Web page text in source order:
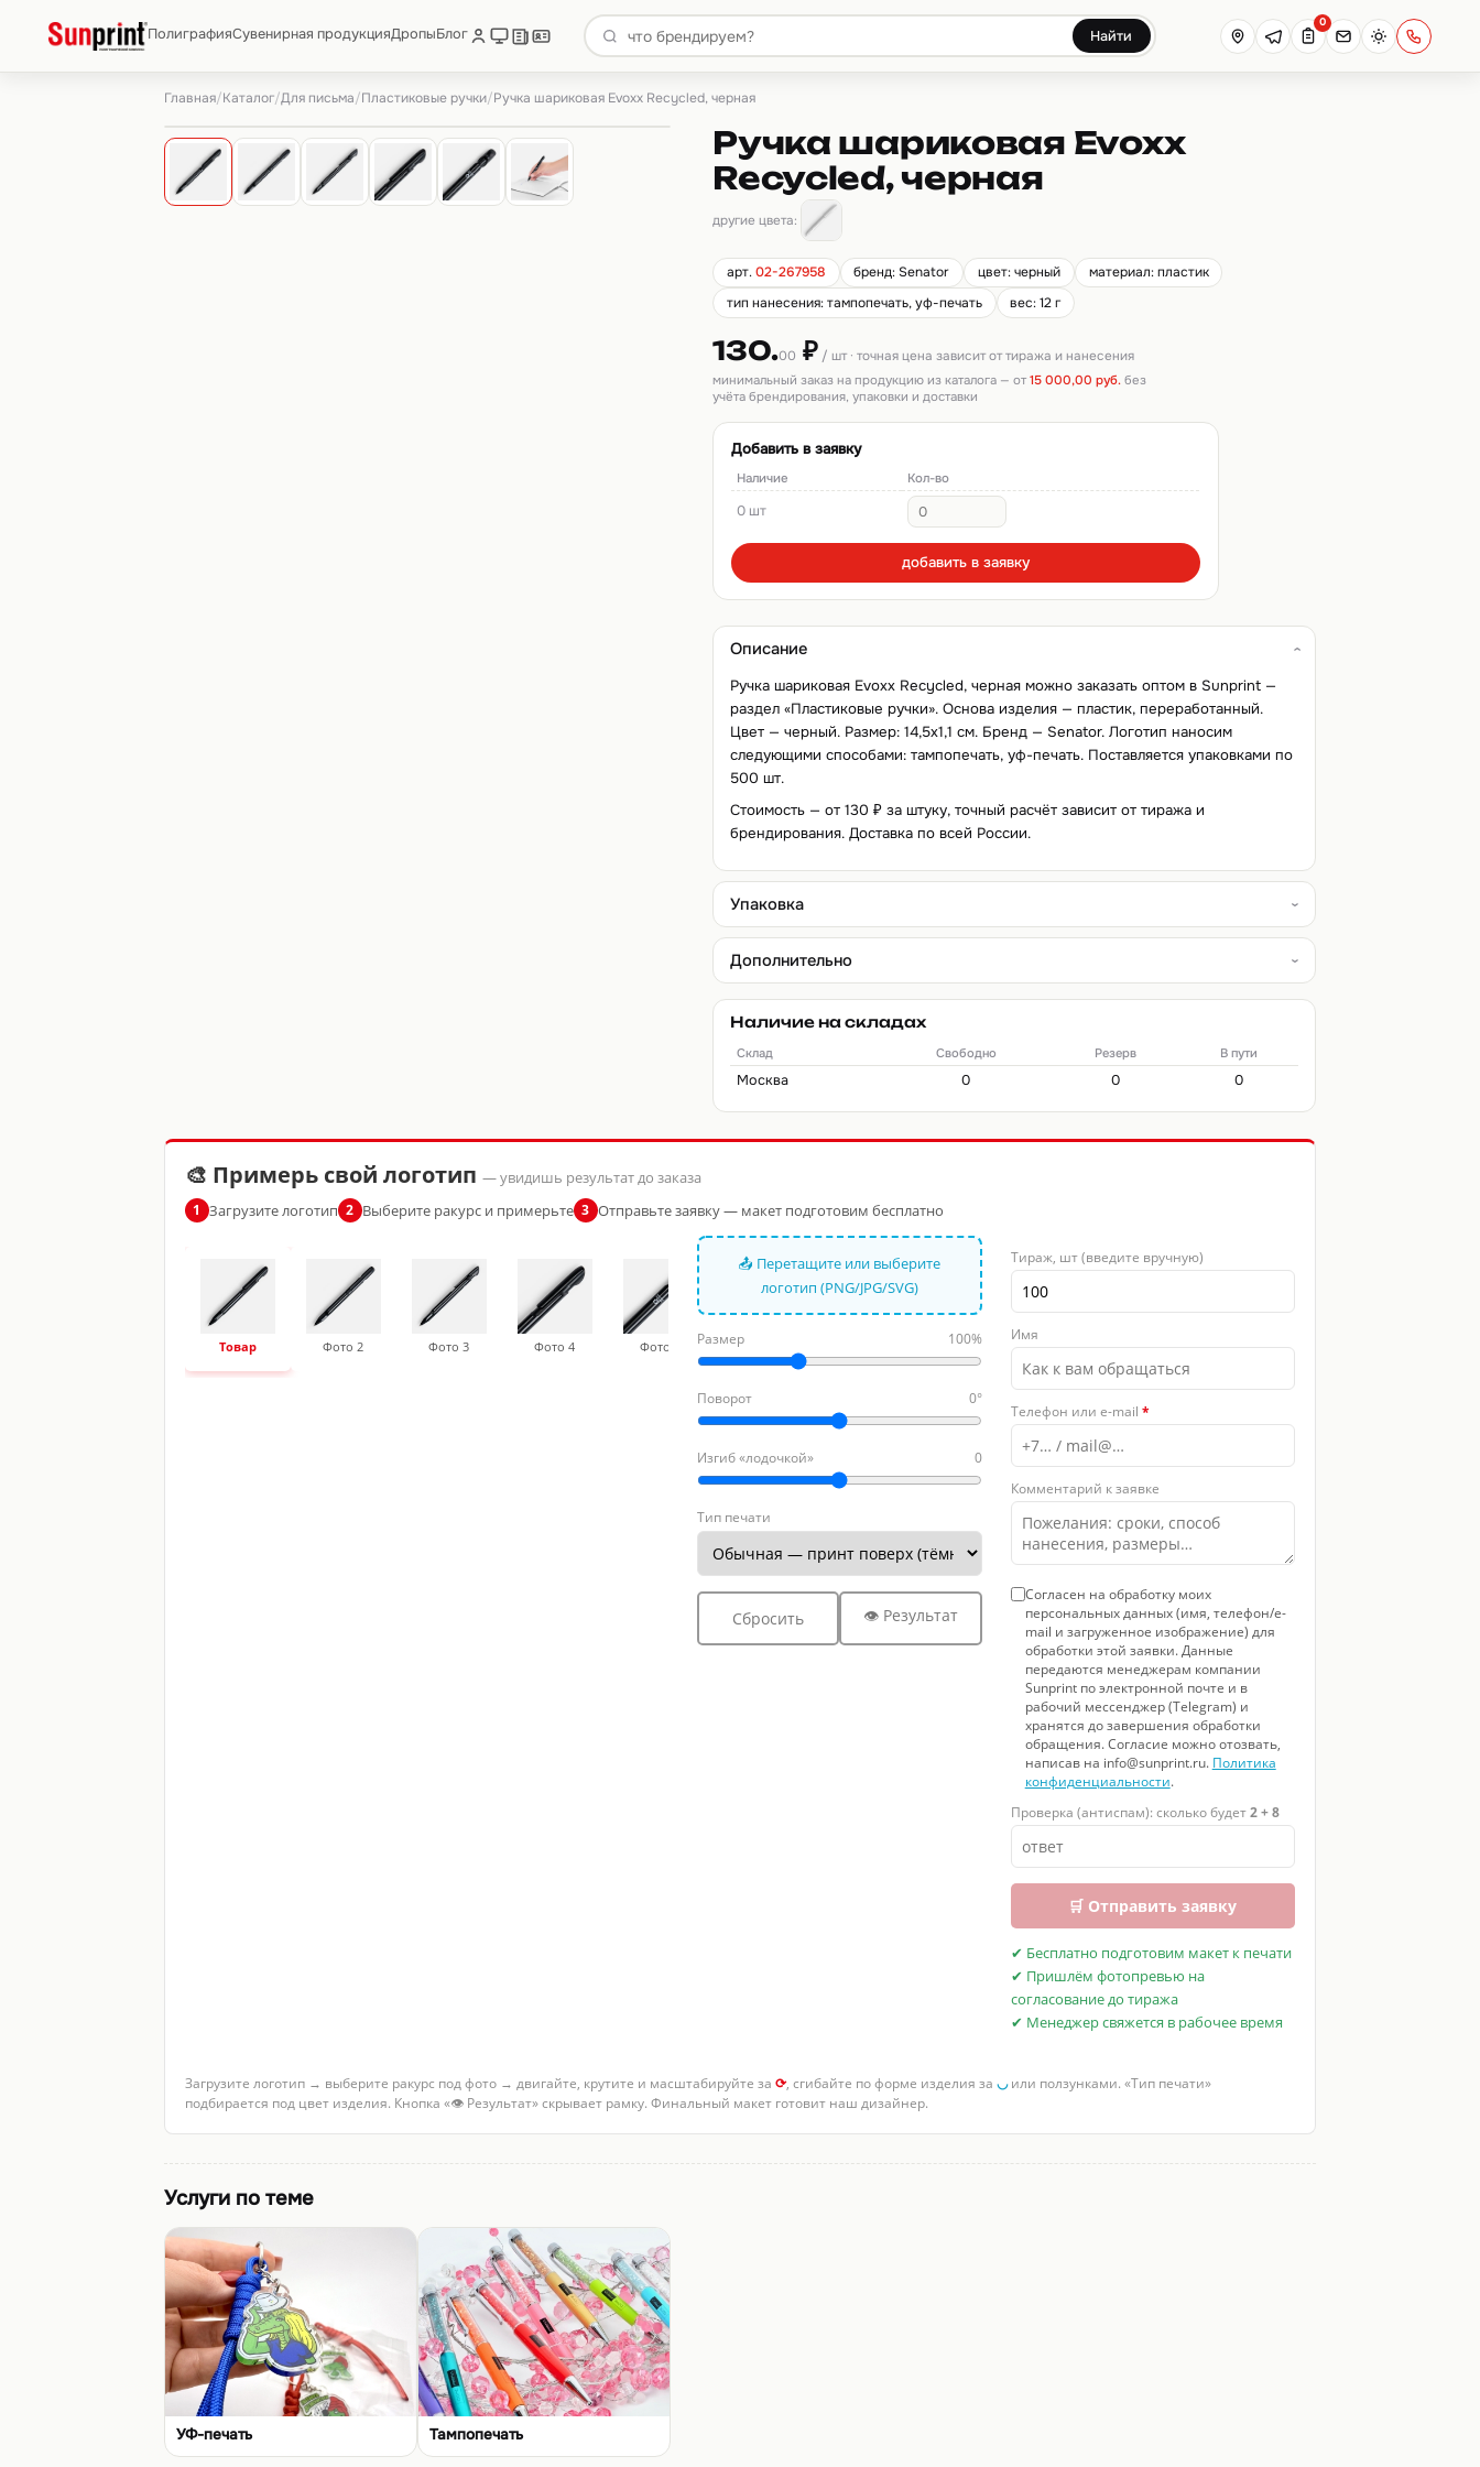
ПолиграфияСувенирная продукцияДропыБлог Найти
0
Главная/Каталог/Для письма/Пластиковые ручки/Ручка шариковая Evoxx Recycled, черная
Ручка шариковая Evoxx
Recycled, черная
другие цвета:
арт.02-267958 бренд: Senator цвет: черный
материал: пластик
тип нанесения: тампопечать, уф-печать
вес: 12 г
130.00 ₽ / шт · точная цена зависит от тиража и нанесения
минимальный заказ на продукцию из каталога — от15 000,00 руб. без
учёта брендирования, упаковки и доставки
Добавить в заявку
Наличие Кол-во
0 шт
добавить в заявку
Описание
Ручка шариковая Evoxx Recycled, черная можно заказать оптом в Sunprint —
раздел «Пластиковые ручки». Основа изделия — пластик, переработанный.
Цвет — черный. Размер: 14,5х1,1 см. Бренд — Senator. Логотип наносим
следующими способами: тампопечать, уф-печать. Поставляется упаковками по
500 шт.
Стоимость — от 130 ₽ за штуку, точный расчёт зависит от тиража и
брендирования. Доставка по всей России.
Упаковка
Дополнительно
Наличие на складах
Склад Свободно Резерв В пути
Москва 0 0 0
🎨 Примерь свой логотип — увидишь результат до заказа
1 Загрузите логотип 2 Выберите ракурс и примерьте 3 Отправьте заявку — макет подготовим бесплатно
Товар Фото 2 Фото 3 Фото 4 Фото 5
📤 Перетащите или выберите
логотип (PNG/JPG/SVG)
Размер 100%
Поворот 0°
Изгиб «лодочкой» 0
Тип печати
Сбросить 👁 Результат
Тираж, шт (введите вручную)
Имя
Телефон или e-mail *
Комментарий к заявке
Согласен на обработку моих
персональных данных (имя, телефон/e-
mail и загруженное изображение) для
обработки этой заявки. Данные
передаются менеджерам компании
Sunprint по электронной почте и в
рабочий мессенджер (Telegram) и
хранятся до завершения обработки
обращения. Согласие можно отозвать,
написав на info@sunprint.ru. Политика
конфиденциальности.
Проверка (антиспам): сколько будет2 + 8
🛒 Отправить заявку
✔ Бесплатно подготовим макет к печати
✔ Пришлём фотопревью на
согласование до тиража
✔ Менеджер свяжется в рабочее время
Загрузите логотип → выберите ракурс под фото → двигайте, крутите и масштабируйте за ⟳, сгибайте по форме изделия за ◡или ползунками. «Тип печати»
подбирается под цвет изделия. Кнопка «👁 Результат» скрывает рамку. Финальный макет готовит наш дизайнер.
Услуги по теме
УФ-печать Тампопечать